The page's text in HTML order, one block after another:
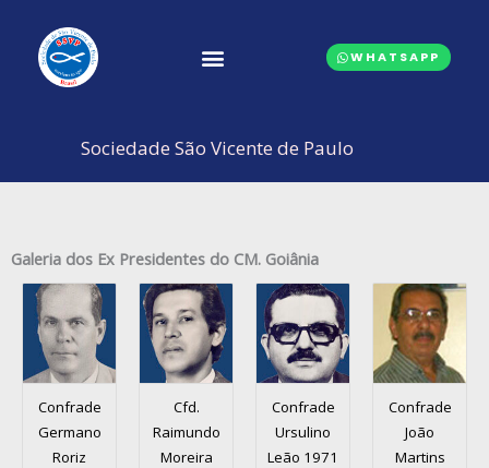
conteúdo
WHATSAPP
Sociedade São Vicente de Paulo
Galeria dos Ex Presidentes do CM. Goiânia
Confrade
Germano
Roriz
Cfd.
Raimundo
Moreira
Confrade
Ursulino
Leão 1971
Confrade
João
Martins